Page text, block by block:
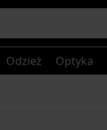
Odzież Optyka